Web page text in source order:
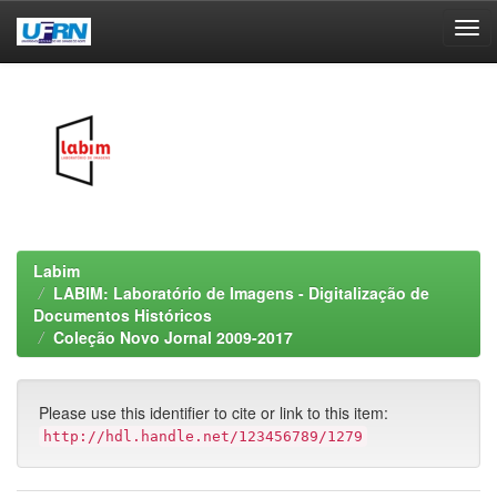
Labim
LABIM: Laboratório de Imagens - Digitalização de
Documentos Históricos
Coleção Novo Jornal 2009-2017
Please use this identifier to cite or link to this item:
http://hdl.handle.net/123456789/1279